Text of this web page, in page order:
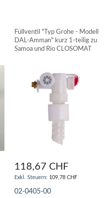
Füllventil "Typ Grohe - Modell
DAL-Amman" kurz 1-teilig zu
Samoa und Rio CLOSOMAT
118,67 CHF
109,78 CHF
02-0405-00